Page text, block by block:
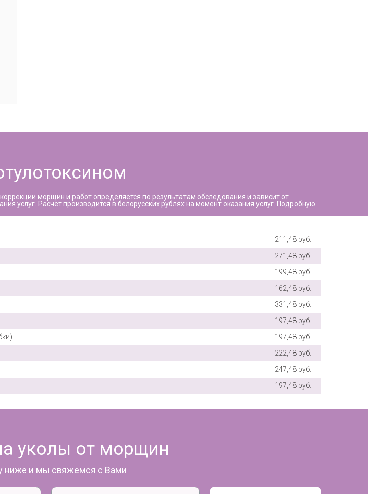
морщин и работ определяется по результатам обследования и зависит от
услуг. Расчёт производится в белорусских рублях на момент оказания услуг. Подробную
211,48 руб.
271,48 руб.
199,48 руб.
162,48 руб.
331,48 руб.
197,48 руб.
197,48 руб.
222,48 руб.
247,48 руб.
197,48 руб.
ниже и мы свяжемся с Вами
уколы от морщин